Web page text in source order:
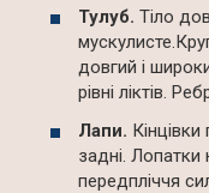
Тулуб. Тіло
довгий і
рівні ліктів.
Лапи.
задні. Лопатки
передпліччя